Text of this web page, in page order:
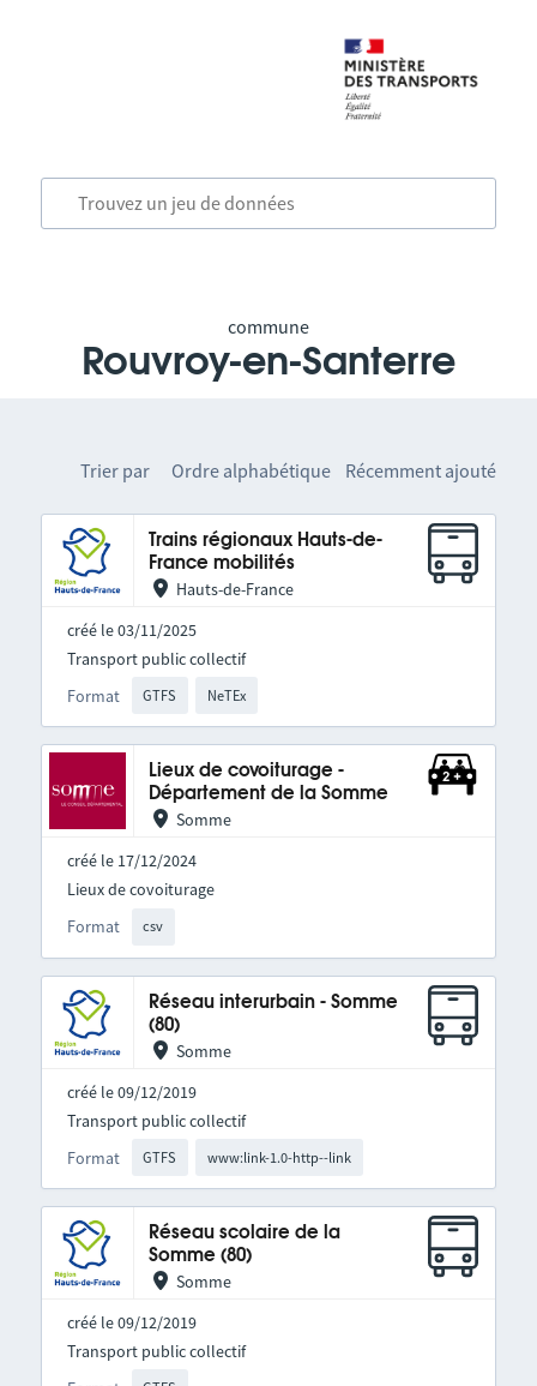
commune
Rouvroy-en-Santerre
Trier par Ordre alphabétique Récemment ajouté
Trains régionaux Hauts-de-
France mobilités
Hauts-de-France
créé le 03/11/2025
Format GTFS NeTEx
Transport public collectif
Lieux de covoiturage -
Département de la Somme
Somme
créé le 17/12/2024
Format csv
Lieux de covoiturage
Réseau interurbain - Somme
(80)
Somme
créé le 09/12/2019
Format GTFS www:link-1.0-http--link
Transport public collectif
Réseau scolaire de la
Somme (80)
Somme
créé le 09/12/2019
Transport public collectif